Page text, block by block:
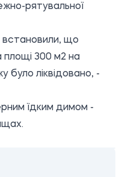
рятувальної
встановили, що
площі 300 м2 на
було ліквідовано, -
їдким димом -